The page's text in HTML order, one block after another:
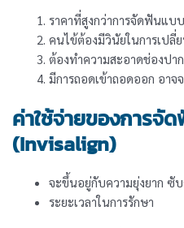
ราคาที่สูงกว่าการจัดฟันแบ
คนไข้ต้องมีวินัยในการเป
ต้องทำความสะอาดช่องปา
มีการถอดเข้าถอดออก อาจ
ค่าใช้จ่ายของการจั
(Invisalign)
จะขึ้นอยู่กับความยุ่งยาก
ระยะเวลาในการรักษา